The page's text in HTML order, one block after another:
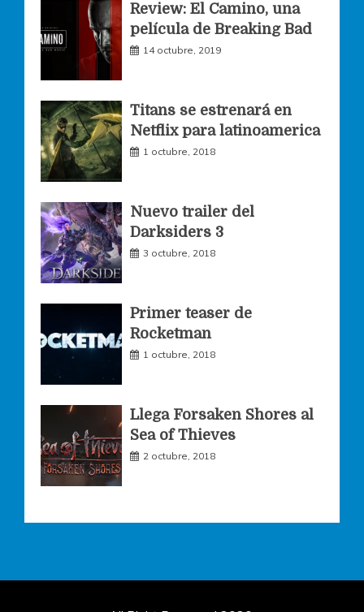
e
b
o
o
t
a
g
m
t
t
r
Review: El Camino, una
película de Breaking Bad
14 octubre, 2019
Titans se estrenará en
Netflix para latinoamerica
1 octubre, 2018
Nuevo trailer del
Darksiders 3
3 octubre, 2018
Primer teaser de
Rocketman
1 octubre, 2018
Llega Forsaken Shores al
Sea of Thieves
2 octubre, 2018